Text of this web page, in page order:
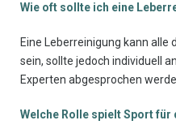
Wie oft sollte ich eine
Eine Leberreinigung kann alle
sein, sollte jedoch individuell
Experten abgesprochen
Welche Rolle spielt Sport